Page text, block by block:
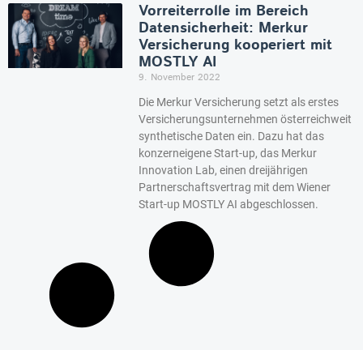
Vorreiterrolle im Bereich
Datensicherheit: Merkur
Versicherung kooperiert mit
MOSTLY AI
9. November 2022
Die Merkur Versicherung setzt als erstes
Versicherungsunternehmen österreichweit
synthetische Daten ein. Dazu hat das
konzerneigene Start-up, das Merkur
Innovation Lab, einen dreijährigen
Partnerschaftsvertrag mit dem Wiener
Start-up MOSTLY AI abgeschlossen.